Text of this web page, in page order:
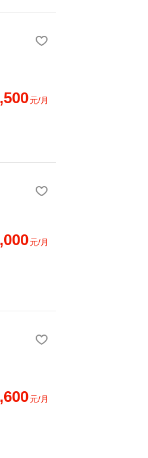
元/月
元/月
元/月